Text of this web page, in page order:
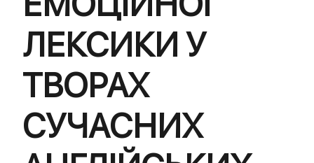
ЛЕКСИКИ У
ТВОРАХ
СУЧАСНИХ